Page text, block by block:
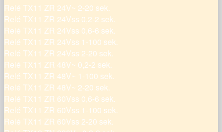
Relé TX11 ZR 24V~ 2-20 sek.
Relé TX11 ZR 24Vss 0,2-2 sek.
Relé TX11 ZR 24Vss 0,6-6 sek.
Relé TX11 ZR 24Vss 1-100 sek.
Relé TX11 ZR 24Vss 2-20 sek.
Relé TX11 ZR 48V~ 0,2-2 sek.
Relé TX11 ZR 48V~ 1-100 sek.
Relé TX11 ZR 48V~ 2-20 sek.
Relé TX11 ZR 60Vss 0,6-6 sek.
Relé TX11 ZR 60Vss 1-100 sek.
Relé TX11 ZR 60Vss 2-20 sek.